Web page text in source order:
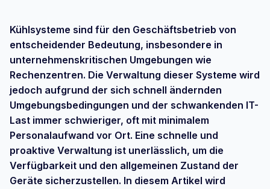
Kühlsysteme sind für den Geschäftsbetrieb von
entscheidender Bedeutung, insbesondere in
unternehmenskritischen Umgebungen wie
Rechenzentren. Die Verwaltung dieser Systeme wird
jedoch aufgrund der sich schnell ändernden
Umgebungsbedingungen und der schwankenden IT-
Last immer schwieriger, oft mit minimalem
Personalaufwand vor Ort. Eine schnelle und
proaktive Verwaltung ist unerlässlich, um die
Verfügbarkeit und den allgemeinen Zustand der
Geräte sicherzustellen. In diesem Artikel wird